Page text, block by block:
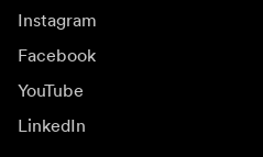
Instagram
Facebook
YouTube
LinkedIn